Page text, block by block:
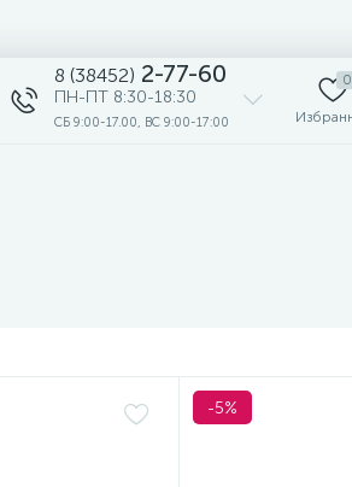
8 (38452) 2-77-60
ПН-ПТ 8:30-18:30
СБ 9:00-17.00, ВС 9:00-17:00
0
-5%